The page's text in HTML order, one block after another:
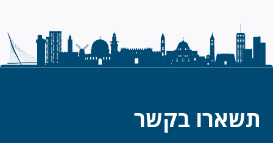
תשארו בקשר